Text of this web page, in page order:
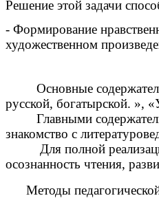
Решение этой задачи
- Формирование
художественном
Основные
русской, богатырской. »,
Главными
знакомство с
Для полной реализации
осознанность чтения,
Методы педагогической